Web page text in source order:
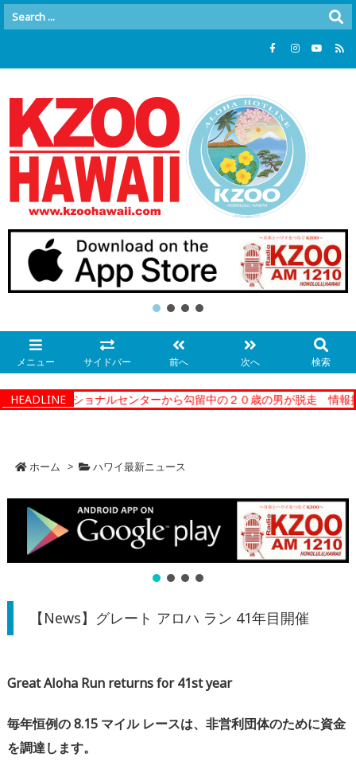
メニュー サイドバー 前へ 次へ 検索
HEADLINE
ーコレクショナルセンターから勾留中の２０歳の男が脱走 情報提
ホーム > ハワイ最新ニュース
【News】グレート アロハ ラン 41年目開催
Great Aloha Run returns for 41st year
毎年恒例の8.15 マイル レースは、非営利団体のために資金
を調達します。